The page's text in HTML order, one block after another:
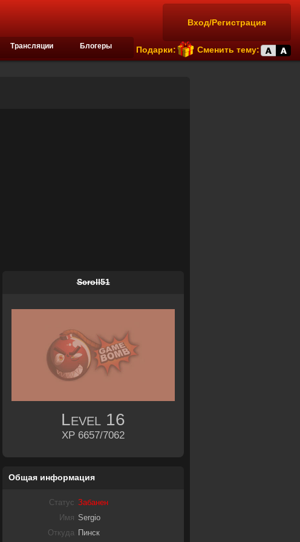
Вход/Регистрация
Подарки: Сменить тему:
Трансляции Блогеры
Scroll51
Level 16
XP 6657/7062
Общая информация
Статус Забанен
Имя Sergio
Откуда
Пинск